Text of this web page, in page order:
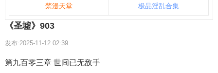
禁漫天堂 极品淫乱合集
《圣墟》903
发布:2025-11-12 02:39
第九百零三章 世间已无敌手